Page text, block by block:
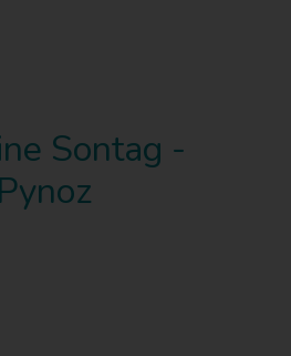
Sontag -
Pynoz